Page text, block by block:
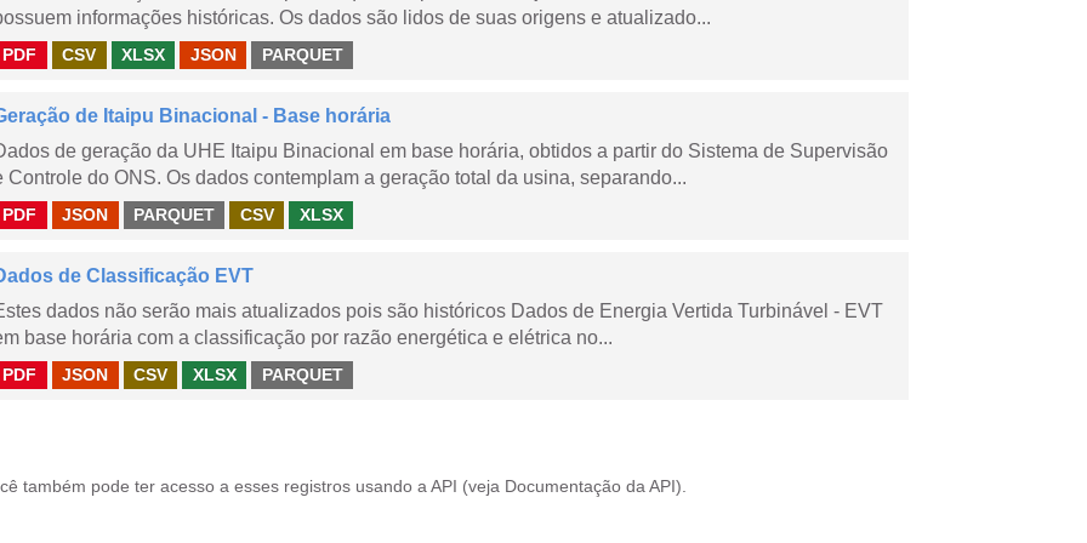
informações históricas. Os dados são lidos de suas origens e atualizado...
PDF CSV XLSX JSON PARQUET
de Itaipu Binacional - Base horária
de geração da UHE Itaipu Binacional em base horária, obtidos a partir do Sistema de Supervisão
Controle do ONS. Os dados contemplam a geração total da usina, separando...
PDF JSON PARQUET CSV XLSX
de Classificação EVT
dados não serão mais atualizados pois são históricos Dados de Energia Vertida Turbinável - EVT
base horária com a classificação por razão energética e elétrica no...
PDF JSON CSV XLSX PARQUET
também pode ter acesso a esses registros usando a API (veja Documentação da API ).